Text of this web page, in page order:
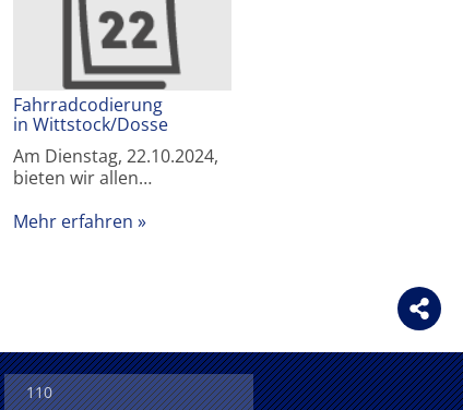
Fahrradcodierung
in Wittstock/Dosse
Am Dienstag, 22.10.2024,
bieten wir allen…
Mehr erfahren
110